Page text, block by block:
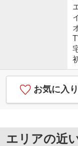
お気に入
エリアの近